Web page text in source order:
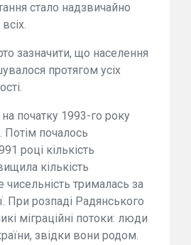
стало надзвичайно
зазначити, що населення
протягом усіх
початку 1993-го року
почалось
році кількість
кількість
трималась за
При розпаді Радянського
міграційні потоки: люди
звідки вони родом.